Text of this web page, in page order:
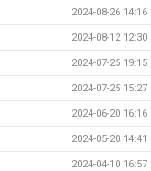
2024-08-26 14:16
2024-08-12 12:30
2024-07-25 19:15
2024-07-25 15:27
2024-06-20 16:16
2024-05-20 14:41
2024-04-10 16:57